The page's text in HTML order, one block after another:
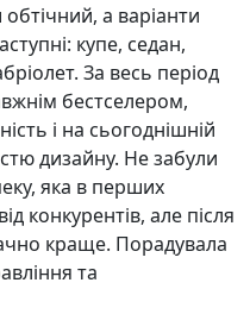
а варіанти
купе, седан,
За весь період
бестселером,
і на сьогоднішній
дизайну. Не забули
яка в перших
конкурентів, але після
краще. Порадувала
та